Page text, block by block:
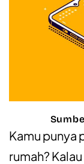
Kamu punya
rumah?